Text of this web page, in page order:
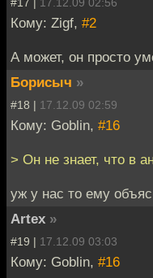
#17 | 17.12.09 02:56
Кому: Zigf, #2
А может, он просто
Борисыч »
#18 | 17.12.09 02:59
Кому: Goblin, #16
> Он не знает, что в
уж у нас то ему
Artex »
#19 | 17.12.09 03:03
Кому: Goblin, #16